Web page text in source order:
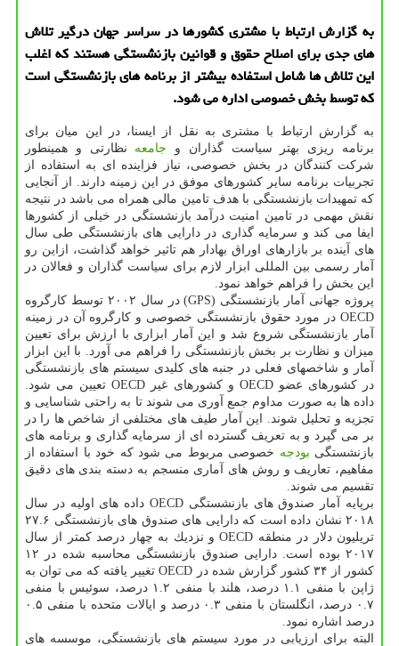
به گزارش ارتباط با مشتری كشورها در سراسر جهان درگیر تلاش
های جدی برای اصلاح حقوق و قوانین بازنشستگی هستند كه اغلب
این تلاش ها شامل استفاده بیشتر از برنامه های بازنشستگی است
كه توسط بخش خصوصی اداره می شود.
به گزارش ارتباط با مشتری به نقل از ایسنا، در این میان برای
برنامه ریزی بهتر سیاست گذاران و جامعه نظارتی و همینطور
شركت كنندگان در بخش خصوصی، نیاز فزاینده ای به استفاده از
تجربیات برنامه سایر كشورهای موفق در این زمینه دارند. از آنجایی
كه تمهیدات بازنشستگی با هدف تامین مالی همراه می باشد در نتیجه
نقش مهمی در تامین امنیت درآمد بازنشستگی در خیلی از كشورها
ایفا می كند و سرمایه گذاری در دارایی های بازنشستگی طی سال
های آینده بر بازارهای اوراق بهادار هم تاثیر خواهد گذاشت، ازاین رو
آمار رسمی بین المللی ابزار لازم برای سیاست گذاران و فعالان در
این بخش را فراهم خواهد نمود.
پروژه جهانی آمار بازنشستگی (GPS) در سال ۲۰۰۲ توسط كارگروه
OECD در مورد حقوق بازنشستگی خصوصی و كارگروه آن در زمینه
آمار بازنشستگی شروع شد و این آمار ابزاری با ارزش برای تعیین
میزان و نظارت بر بخش بازنشستگی را فراهم می آورد. با این ابزار
آمار و شاخصهای فعلی در جنبه های كلیدی سیستم های بازنشستگی
در كشورهای عضو OECD و كشورهای غیر OECD تعیین می شود.
داده ها به صورت مداوم جمع آوری می شوند تا به راحتی شناسایی و
تجزیه و تحلیل شوند. این آمار طیف های مختلفی از شاخص ها را در
بر می گیرد و به تعریف گسترده ای از سرمایه گذاری و برنامه های
بازنشستگی بودجه خصوصی مربوط می شود كه خود با استفاده از
مفاهیم، تعاریف و روش های آماری منسجم به دسته بندی های دقیق
تقسیم می شوند.
برپایه آمار صندوق های بازنشستگی OECD داده های اولیه در سال
۲۰۱۸ نشان داده است كه دارایی های صندوق های بازنشستگی ۲۷.۶
تریلیون دلار در منطقه OECD و نزدیك به چهار درصد كمتر از سال
۲۰۱۷ بوده است. دارایی صندوق بازنشستگی محاسبه شده در ۱۲
كشور از ۳۴ كشور گزارش شده در OECD تغییر یافته كه می توان به
ژاپن با منفی ۱.۱ درصد، هلند با منفی ۱.۲ درصد، سوئیس با منفی
۰.۷ درصد، انگلستان با منفی ۰.۳ درصد و ایالات متحده با منفی ۰.۵
درصد اشاره نمود.
البته برای ارزیابی در مورد سیستم های بازنشستگی، موسسه های